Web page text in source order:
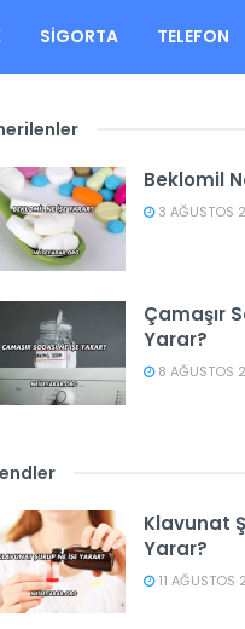
SIGORTA TELEFON
Beklomil
3 AĞUSTOS
Çamaşır
Yarar?
8 AĞUSTOS
Klavunat
Yarar?
11 AĞUSTOS